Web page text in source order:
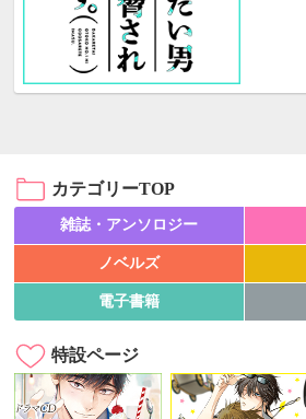
カテゴリーTOP
雑誌・アンソロジー
ノベルズ
電子書籍
特設ページ